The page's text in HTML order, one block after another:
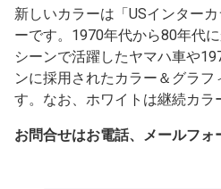
新しいカラーは「USインター
ーです。1970年代から80年代
シーンで活躍したヤマハ車や
ンに採用されたカラー＆グラ
す。なお、ホワイトは継続カラ
お問合せはお電話、メールフォ